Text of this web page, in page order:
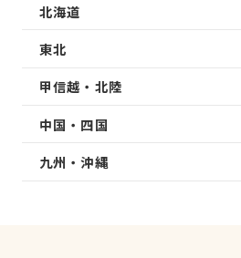
北海道
東北
甲信越・北陸
中国・四国
九州・沖縄